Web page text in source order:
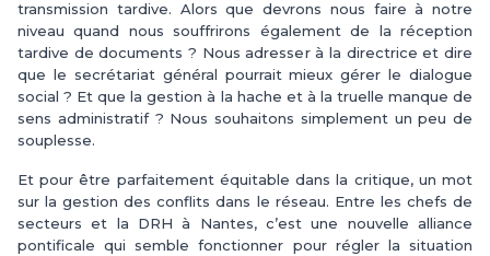
transmission tardive. Alors que devrons nous faire à notre
niveau quand nous souffrirons également de la réception
tardive de documents ? Nous adresser à la directrice et dire
que le secrétariat général pourrait mieux gérer le dialogue
social ? Et que la gestion à la hache et à la truelle manque de
sens administratif ? Nous souhaitons simplement un peu de
souplesse.
Et pour être parfaitement équitable dans la critique, un mot
sur la gestion des conflits dans le réseau. Entre les chefs de
secteurs et la DRH à Nantes, c’est une nouvelle alliance
pontificale qui semble fonctionner pour régler la situation